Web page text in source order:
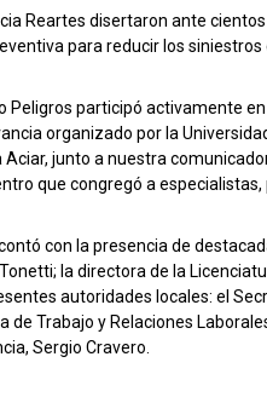
Reartes disertaron ante
para reducir los siniestros
Peligros participó activamente
organizado por la
Aciar, junto a nuestra
que congregó a
con la presencia de
la directora de la
autoridades locales: el
de Trabajo y Relaciones
Sergio Cravero.